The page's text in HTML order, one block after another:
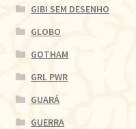
GIBI SEM DESENHO
GLOBO
GOTHAM
GRL PWR
GUARÁ
GUERRA